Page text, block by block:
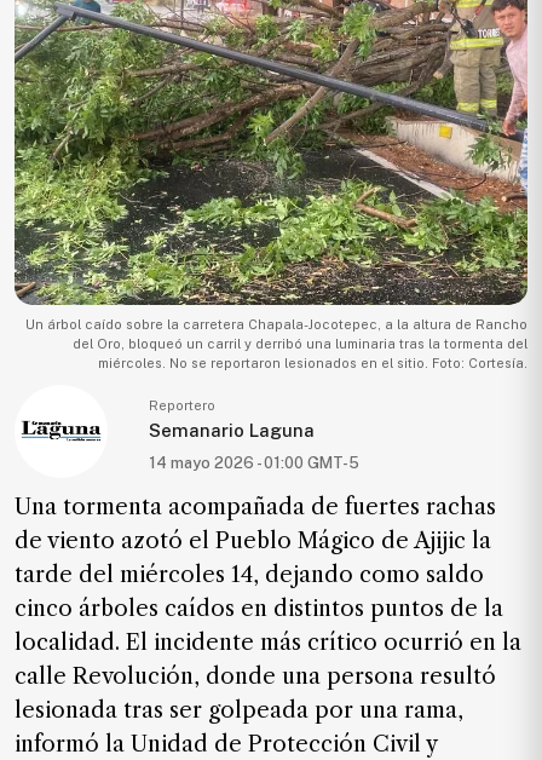
Cultura
Turismo
Ecología
Movilidad
Seguridad
Educación
Salud
Política
Economía
Entretenimiento
Negocios
Estate
Gente
PARA
SUSCRIPTORES
Edición
digital
Un árbol caído sobre la carretera Chapala-Jocotepec, a la altura de Rancho
del Oro, bloqueó un carril y derribó una luminaria tras la tormenta del
miércoles. No se reportaron lesionados en el sitio. Foto: Cortesía.
Reportero
Semanario Laguna
14 mayo 2026 - 01:00 GMT-5
Una tormenta acompañada de fuertes rachas
de viento azotó el Pueblo Mágico de Ajijic la
tarde del miércoles 14, dejando como saldo
cinco árboles caídos en distintos puntos de la
localidad. El incidente más crítico ocurrió en la
calle Revolución, donde una persona resultó
lesionada tras ser golpeada por una rama,
informó la Unidad de Protección Civil y